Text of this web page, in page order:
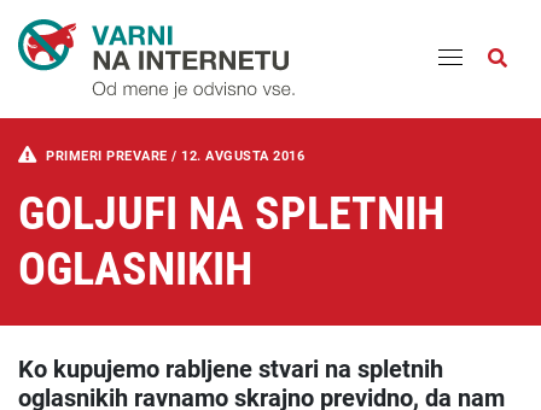
PRIMERI PREVARE / 12. AVGUSTA 2016
GOLJUFI NA SPLETNIH
OGLASNIKIH
Ko kupujemo rabljene stvari na spletnih
oglasnikih ravnamo skrajno previdno, da nam